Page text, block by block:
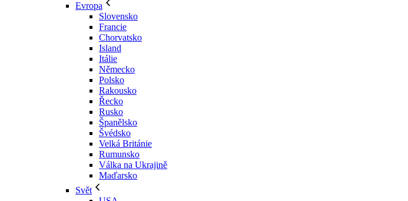
Evropa
Slovensko
Francie
Chorvatsko
Island
Itálie
Německo
Polsko
Rakousko
Řecko
Rusko
Španělsko
Švédsko
Velká Británie
Rumunsko
Válka na Ukrajině
Maďarsko
Svět